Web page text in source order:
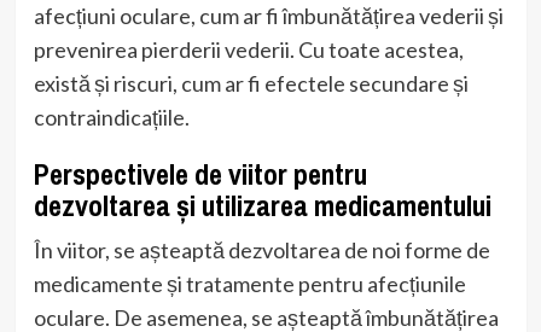
afecțiuni oculare, cum ar fi îmbunătățirea vederii și
prevenirea pierderii vederii. Cu toate acestea,
există și riscuri, cum ar fi efectele secundare și
contraindicațiile.
Perspectivele de viitor pentru
dezvoltarea și utilizarea medicamentului
În viitor, se așteaptă dezvoltarea de noi forme de
medicamente și tratamente pentru afecțiunile
oculare. De asemenea, se așteaptă îmbunătățirea